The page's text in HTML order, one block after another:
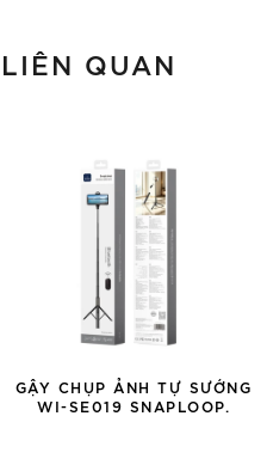
LIÊN QUAN
GẬY CHỤP ẢNH TỰ SƯỚNG
WI-SE019 SNAPLOOP.